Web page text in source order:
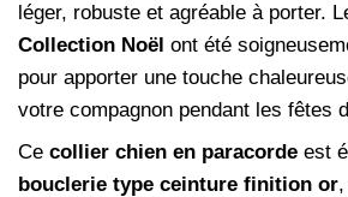
léger, robuste et agréable à porter.
Collection Noël ont été
pour apporter une touche
votre compagnon pendant les fêtes
Ce collier chien en paracorde est
bouclerie type ceinture finition or